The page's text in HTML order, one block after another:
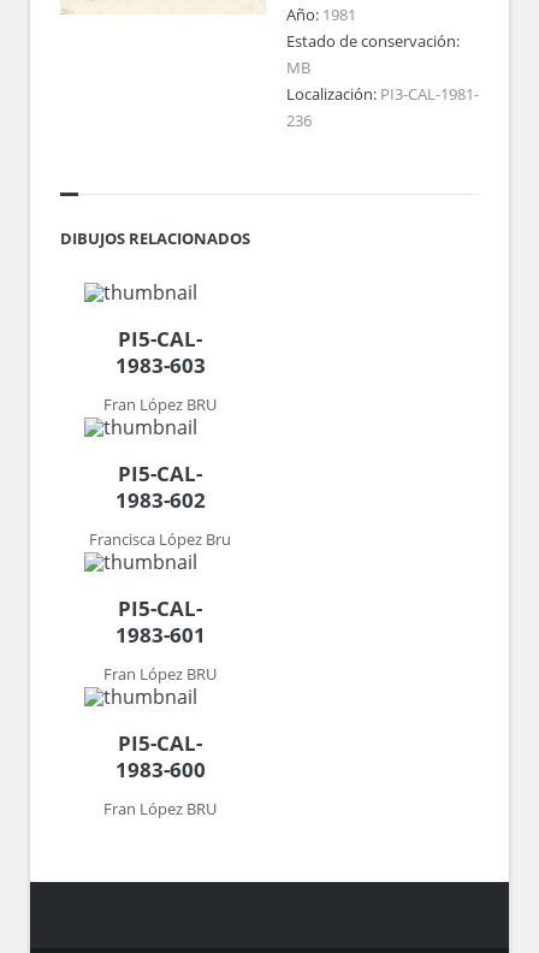
Año: 1981
Estado de conservación:
MB
Localización: PI3-CAL-1981-
236
DIBUJOS RELACIONADOS
PI5-CAL-
1983-603
Fran López BRU
PI5-CAL-
1983-602
Francisca López Bru
PI5-CAL-
1983-601
Fran López BRU
PI5-CAL-
1983-600
Fran López BRU